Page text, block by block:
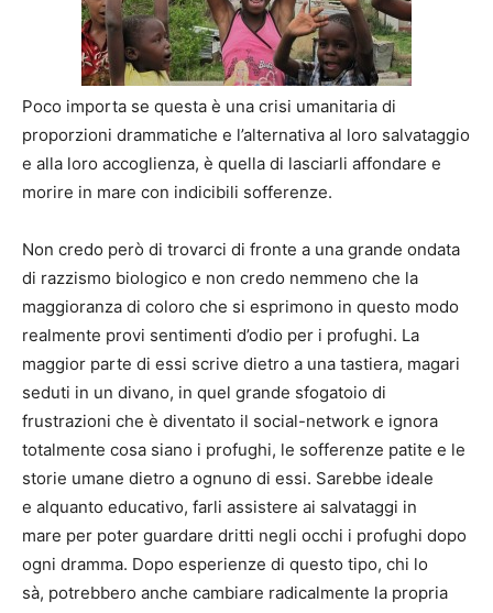
Poco importa se questa è una crisi umanitaria di
proporzioni drammatiche e l’alternativa al loro salvataggio
e alla loro accoglienza, è quella di lasciarli affondare e
morire in mare con indicibili sofferenze.
Non credo però di trovarci di fronte a una grande ondata
di razzismo biologico e non credo nemmeno che la
maggioranza di coloro che si esprimono in questo modo
realmente provi sentimenti d’odio per i profughi. La
maggior parte di essi scrive dietro a una tastiera, magari
seduti in un divano, in quel grande sfogatoio di
frustrazioni che è diventato il social-network e ignora
totalmente cosa siano i profughi, le sofferenze patite e le
storie umane dietro a ognuno di essi. Sarebbe ideale
e alquanto educativo, farli assistere ai salvataggi in
mare per poter guardare dritti negli occhi i profughi dopo
ogni dramma. Dopo esperienze di questo tipo, chi lo
sà, potrebbero anche cambiare radicalmente la propria